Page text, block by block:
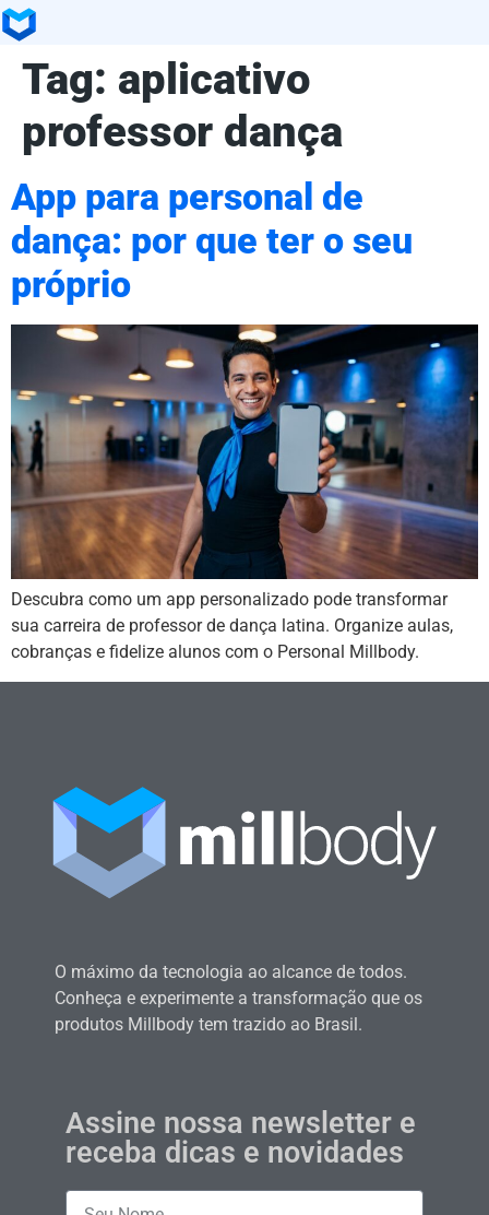
Tag: aplicativo
professor dança
App para personal de
dança: por que ter o seu
próprio
Descubra como um app personalizado pode transformar
sua carreira de professor de dança latina. Organize aulas,
cobranças e fidelize alunos com o Personal Millbody.
O máximo da tecnologia ao alcance de todos.
Conheça e experimente a transformação que os
produtos Millbody tem trazido ao Brasil.
Assine nossa newsletter e
receba dicas e novidades